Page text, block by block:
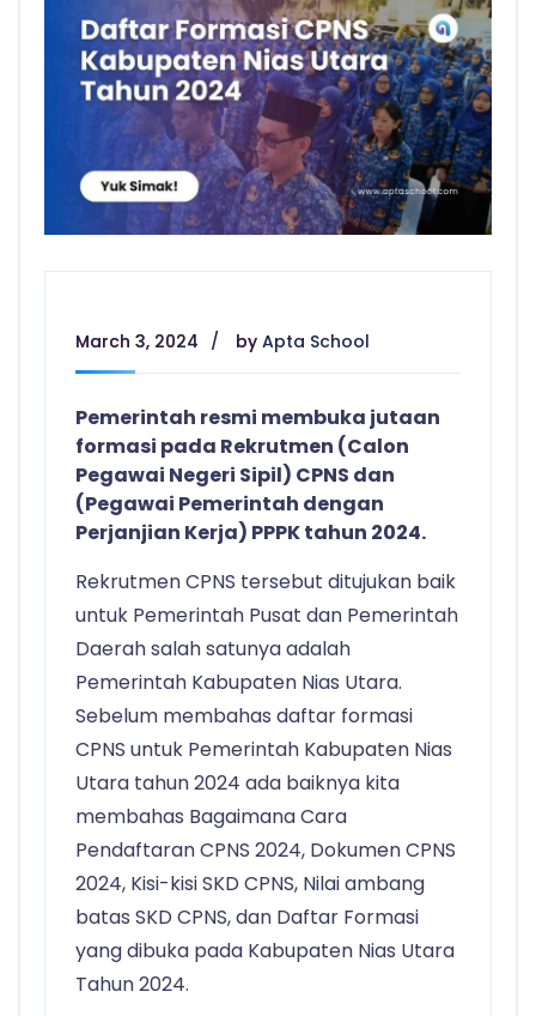
March 3, 2024 by Apta School
Pemerintah resmi membuka jutaan
formasi pada Rekrutmen (Calon
Pegawai Negeri Sipil) CPNS dan
(Pegawai Pemerintah dengan
Perjanjian Kerja) PPPK tahun 2024.
Rekrutmen CPNS tersebut ditujukan baik
untuk Pemerintah Pusat dan Pemerintah
Daerah salah satunya adalah
Pemerintah Kabupaten Nias Utara.
Sebelum membahas daftar formasi
CPNS untuk Pemerintah Kabupaten Nias
Utara tahun 2024 ada baiknya kita
membahas Bagaimana Cara
Pendaftaran CPNS 2024, Dokumen CPNS
2024, Kisi-kisi SKD CPNS, Nilai ambang
batas SKD CPNS, dan Daftar Formasi
yang dibuka pada Kabupaten Nias Utara
Tahun 2024.